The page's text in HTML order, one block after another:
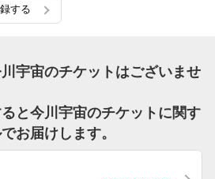
する
宇宙のチケットはございませ
と今川宇宙のチケットに関す
お届けします。